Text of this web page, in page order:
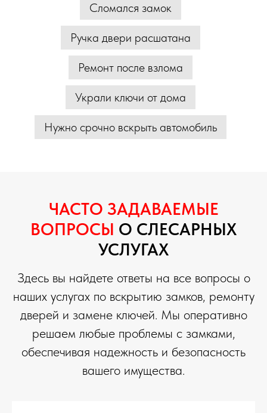
Сломался замок
Ручка двери расшатана
Ремонт после взлома
Украли ключи от дома
Нужно срочно вскрыть автомобиль
ЧАСТО ЗАДАВАЕМЫЕ
ВОПРОСЫ О СЛЕСАРНЫХ
УСЛУГАХ
Здесь вы найдете ответы на все вопросы о
наших услугах по вскрытию замков, ремонту
дверей и замене ключей. Мы оперативно
решаем любые проблемы с замками,
обеспечивая надежность и безопасность
вашего имущества.